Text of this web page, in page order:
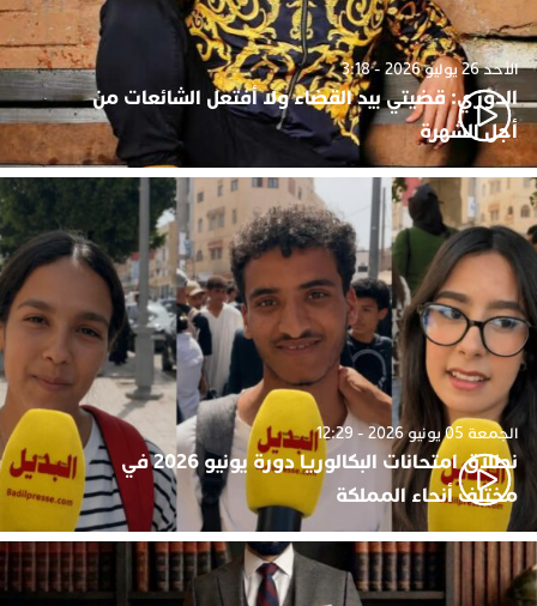
الأحد 26 يوليو 2026 - 3:18
الدوزي: قضيتي بيد القضاء ولا أفتعل الشائعات من
أجل الشهرة
الجمعة 05 يونيو 2026 - 12:29
نطلاق امتحانات البكالوريا دورة يونيو 2026 في
مختلف أنحاء المملكة